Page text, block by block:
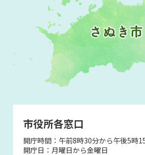
市役所各窓口
開庁時間：午前8時30分から午後5時
開庁日：月曜日から金曜日